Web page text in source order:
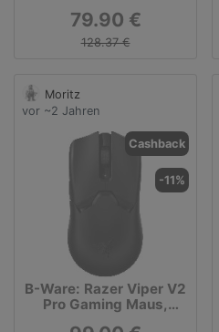
79.90 €
128.37 €
Moritz
vor ~2 Jahren
Cashback
-11%
B-Ware: Razer Viper V2
Pro Gaming Maus,